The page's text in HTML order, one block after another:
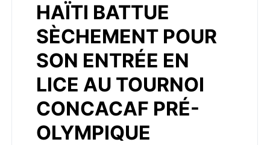
HAÏTI BATTUE
SÈCHEMENT POUR
SON ENTRÉE EN
LICE AU TOURNOI
CONCACAF PRÉ-
OLYMPIQUE